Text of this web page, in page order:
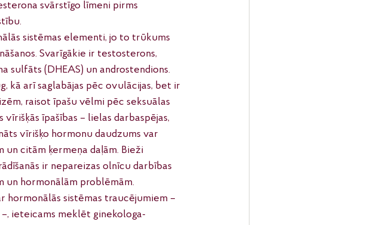
svārstīgo līmeni pirms
sistēmas elementi, jo to trūkums
Svarīgākie ir testosterons,
sulfāts (DHEAS) un androstendions.
kā arī saglabājas pēc ovulācijas, bet ir
raisot īpašu vēlmi pēc seksuālas
īpašības – lielas darbaspējas,
vīrišķo hormonu daudzums var
un citām ķermeņa daļām. Bieži
ir nepareizas olnīcu darbības
un hormonālām problēmām.
hormonālās sistēmas traucējumiem –
ieteicams meklēt ginekologa-